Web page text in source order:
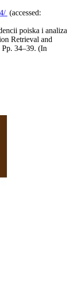
(accessed:
poiska i analiza
Retrieval and
34–39. (In